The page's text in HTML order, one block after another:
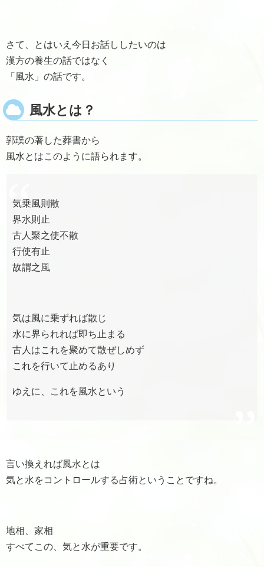
さて、とはいえ今日お話ししたいのは
漢方の養生の話ではなく
「風水」の話です。
風水とは？
郭璞の著した葬書から
風水とはこのように語られます。
気乗風則散
界水則止
古人聚之使不散
行使有止
故謂之風
気は風に乗ずれば散じ
水に界られれば即ち止まる
古人はこれを聚めて散ぜしめず
これを行いて止めるあり
ゆえに、これを風水という
言い換えれば風水とは
気と水をコントロールする占術ということですね。
地相、家相
すべてこの、気と水が重要です。